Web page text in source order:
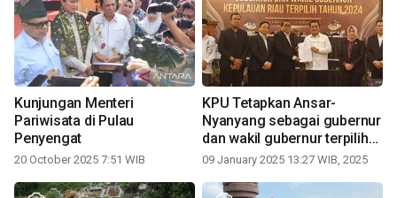
Kunjungan Menteri
Pariwisata di Pulau
Penyengat
20 October 2025 7:51 WIB
KPU Tetapkan Ansar-
Nyanyang sebagai gubernur
dan wakil gubernur terpilih
periode 2025-2030
09 January 2025 13:27 WIB, 2025